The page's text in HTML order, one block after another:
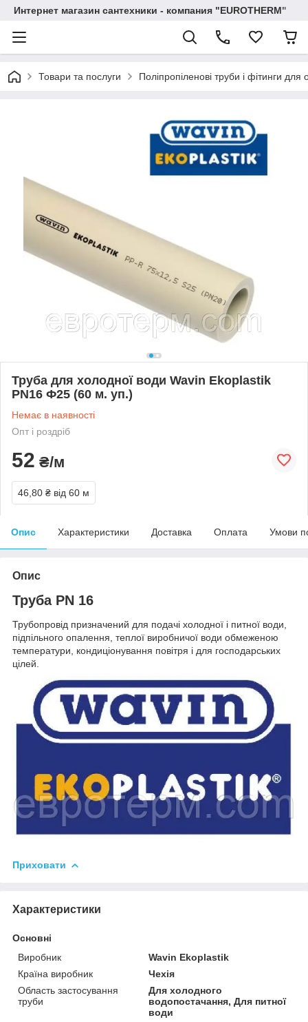
Интернет магазин сантехники - компания "EUROTHERM"
Товари та послуги Поліпропіленові труби і фітинги
Труба для холодної води Wavin Ekoplastik
PN16 Ф25 (60 м. уп.)
Немає в наявності
Опт і роздріб
52 ₴/м
46,80 ₴ від 60 м
Опис Характеристики Доставка Оплата Умови
Опис
Труба PN 16
Трубопровід призначений для подачі холодної і питної води,
підпільного опалення, теплої виробничої води обмеженою
температури, кондиціонування повітря і для господарських
цілей.
Приховати
Характеристики
Основні
Виробник
Wavin Ekoplastik
Країна виробник
Чехія
Область застосування
труби
Для холодного
водопостачання, Для питної
води